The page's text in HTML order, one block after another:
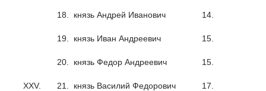
18. князь Андрей Иванович 14.
19. князь Иван Андреевич 15.
20. князь Федор Андреевич 15.
XXV. 21. князь Василий Федорович 17.